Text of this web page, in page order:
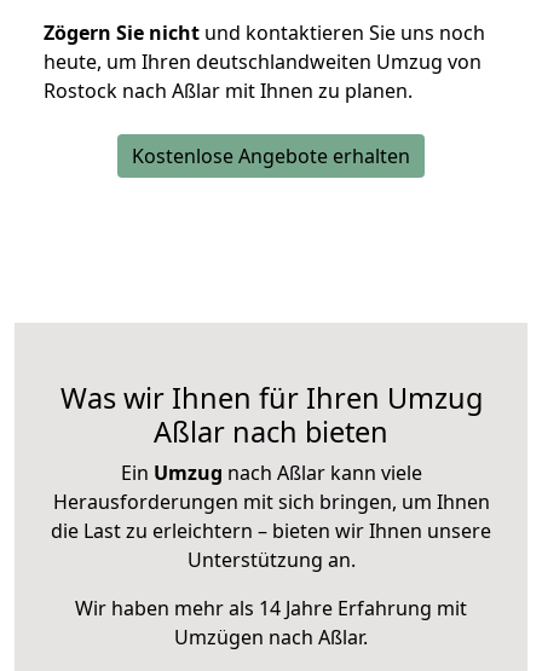
Zögern Sie nicht und kontaktieren Sie uns noch
heute, um Ihren deutschlandweiten Umzug von
Rostock nach Aßlar mit Ihnen zu planen.
Kostenlose Angebote erhalten
Was wir Ihnen für Ihren Umzug
Aßlar nach bieten
Ein Umzug nach Aßlar kann viele
Herausforderungen mit sich bringen, um Ihnen
die Last zu erleichtern – bieten wir Ihnen unsere
Unterstützung an.
Wir haben mehr als 14 Jahre Erfahrung mit
Umzügen nach Aßlar.